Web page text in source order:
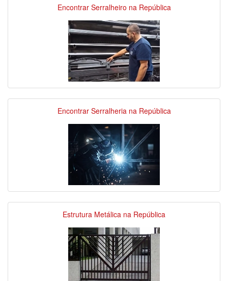
Encontrar Serralheiro na República
Encontrar Serralheria na República
Estrutura Metálica na República